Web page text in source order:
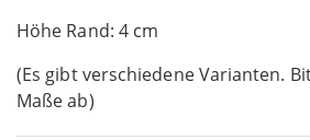
Höhe Rand: 4 cm
(Es gibt verschiedene Varianten.
Maße ab)